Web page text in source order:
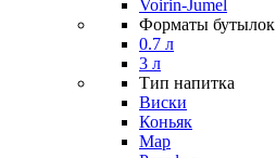
Voirin-Jumel
Форматы бутылок
0.7 л
3 л
Тип напитка
Виски
Коньяк
Мар